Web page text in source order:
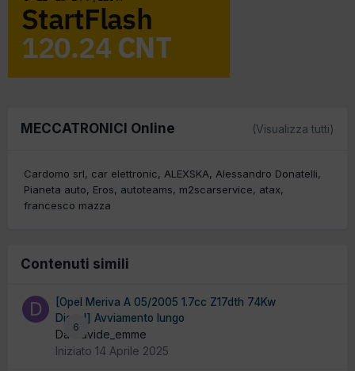
MECCATRONICI Online (Visualizza tutti)
Cardomo srl car elettronic ALEXSKA Alessandro Donatelli
Pianeta auto
Eros autoteams m2scarservice
atax
francesco mazza
Contenuti simili
6
[Opel Meriva A 05/2005 1.7cc Z17dth 74Kw
Diesel] Avviamento lungo
Da Davide_emme
Iniziato 14 Aprile 2025